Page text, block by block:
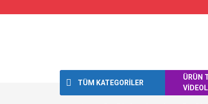
TÜM KATEGORİLER
ÜRÜN